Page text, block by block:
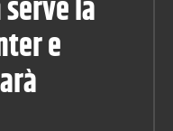
la
e